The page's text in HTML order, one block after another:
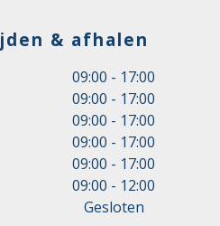
& afhalen
09:00 - 17:00
09:00 - 17:00
09:00 - 17:00
09:00 - 17:00
09:00 - 17:00
09:00 - 12:00
Gesloten